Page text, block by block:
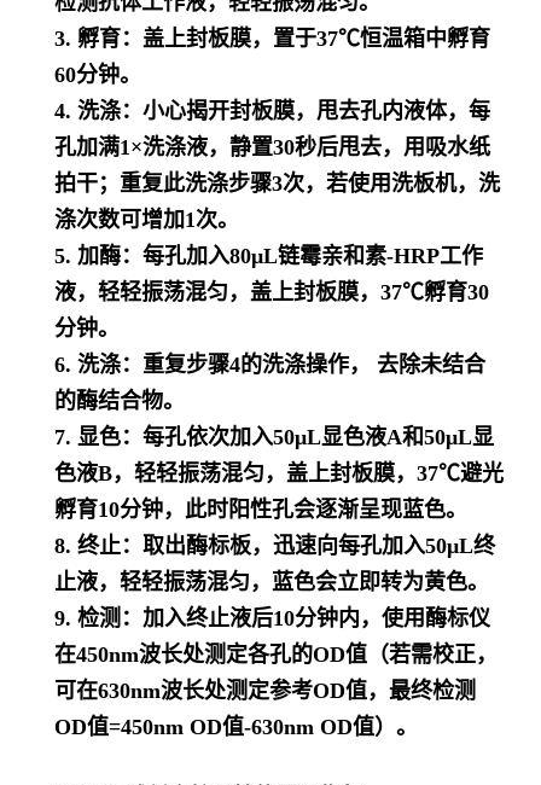
3. 孵育：盖上封板膜，置于37℃恒温箱中孵育
60分钟。
4. 洗涤：小心揭开封板膜，甩去孔内液体，每
孔加满1×洗涤液，静置30秒后甩去，用吸水纸
拍干；重复此洗涤步骤3次，若使用洗板机，洗
涤次数可增加1次。
5. 加酶：每孔加入80μL链霉亲和素-HRP工作
液，轻轻振荡混匀，盖上封板膜，37℃孵育30
分钟。
6. 洗涤：重复步骤4的洗涤操作， 去除未结合
的酶结合物。
7. 显色：每孔依次加入50μL显色液A和50μL显
色液B，轻轻振荡混匀，盖上封板膜，37℃避光
孵育10分钟，此时阳性孔会逐渐呈现蓝色。
8. 终止：取出酶标板，迅速向每孔加入50μL终
止液，轻轻振荡混匀，蓝色会立即转为黄色。
9. 检测：加入终止液后10分钟内，使用酶标仪
在450nm波长处测定各孔的OD值（若需校正，
可在630nm波长处测定参考OD值，最终检测
OD值=450nm OD值-630nm OD值）。